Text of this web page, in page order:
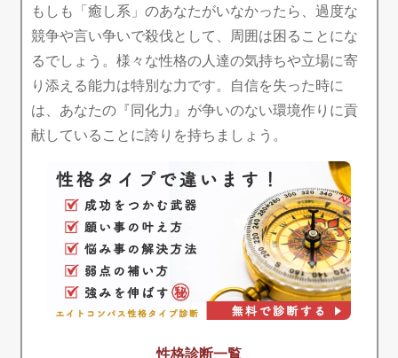
もしも「癒し系」のあなたがいなかったら、過度な
競争や言い争いで殺伐として、周囲は困ることにな
るでしょう。様々な性格の人達の気持ちや立場に寄
り添える能力は特別な力です。自信を失った時に
は、あなたの『同化力』が争いのない環境作りに貢
献していることに誇りを持ちましょう。
性格診断一覧